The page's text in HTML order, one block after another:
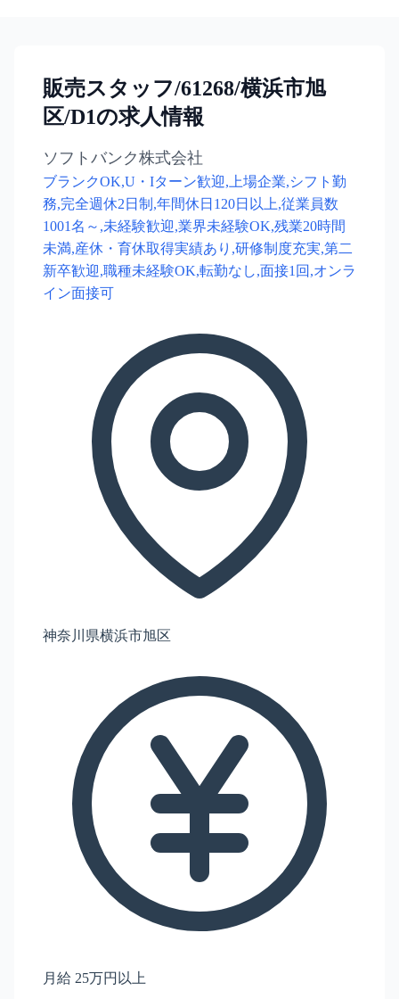
販売スタッフ/61268/横浜市旭
区/D1の求人情報
ソフトバンク株式会社
ブランクOK,U・Iターン歓迎,上場企業,シフト勤
務,完全週休2日制,年間休日120日以上,従業員数
1001名～,未経験歓迎,業界未経験OK,残業20時間
未満,産休・育休取得実績あり,研修制度充実,第二
新卒歓迎,職種未経験OK,転勤なし,面接1回,オンラ
イン面接可
神奈川県横浜市旭区
月給 25万円以上